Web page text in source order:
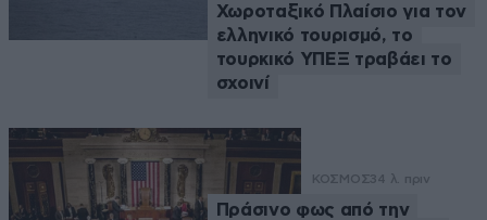
Χωροταξικό Πλαίσιο για τον
ελληνικό τουρισμό, το
τουρκικό ΥΠΕΞ τραβάει το
σχοινί
ΚΟΣΜΟΣ34 λ. πριν
Πράσινο φως από την